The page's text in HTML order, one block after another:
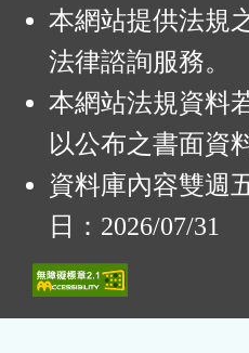
本網站提供法規
法律諮詢服務。
本網站法規資料
以公布之書面資
資料庫內容雙週
日：2026/07/31